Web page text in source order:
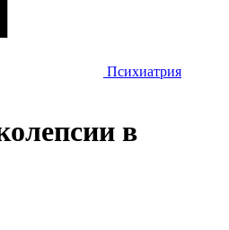
Психиатрия
в